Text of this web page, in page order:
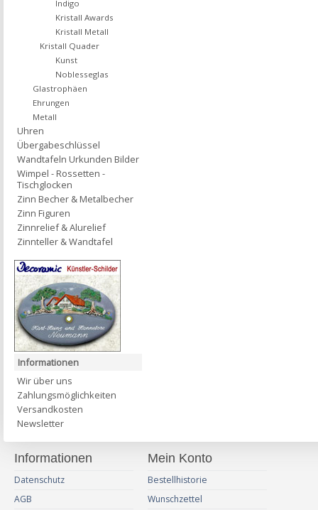
Indigo
Kristall Awards
Kristall Metall
Kristall Quader
Kunst
Noblesseglas
Glastrophäen
Ehrungen
Metall
Uhren
Übergabeschlüssel
Wandtafeln Urkunden Bilder
Wimpel - Rossetten -
Tischglocken
Zinn Becher & Metalbecher
Zinn Figuren
Zinnrelief & Alurelief
Zinnteller & Wandtafel
Informationen
Wir über uns
Zahlungsmöglichkeiten
Versandkosten
Newsletter
Informationen
Datenschutz
AGB
Mein Konto
Bestellhistorie
Wunschzettel